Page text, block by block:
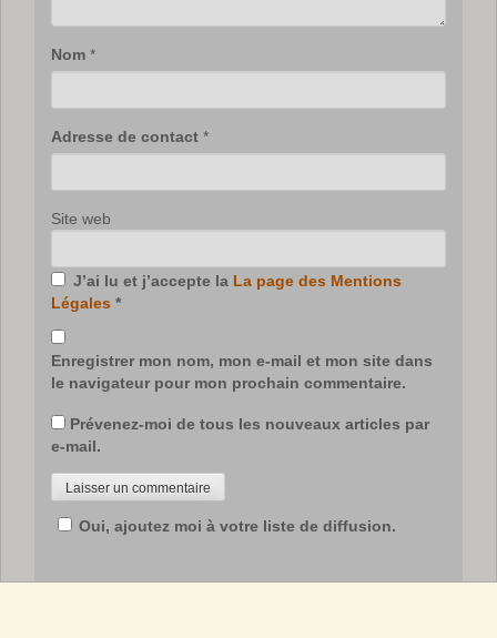
Nom *
Adresse de contact *
Site web
J’ai lu et j’accepte la La page des Mentions
Légales *
Enregistrer mon nom, mon e-mail et mon site dans
le navigateur pour mon prochain commentaire.
Prévenez-moi de tous les nouveaux articles par
e-mail.
Oui, ajoutez moi à votre liste de diffusion.